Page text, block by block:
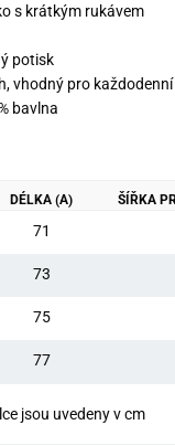
s krátkým rukávem
potisk
vhodný pro
bavlna
DÉLKA (A) ŠÍŘKA
71
73
75
77
jsou uvedeny v cm